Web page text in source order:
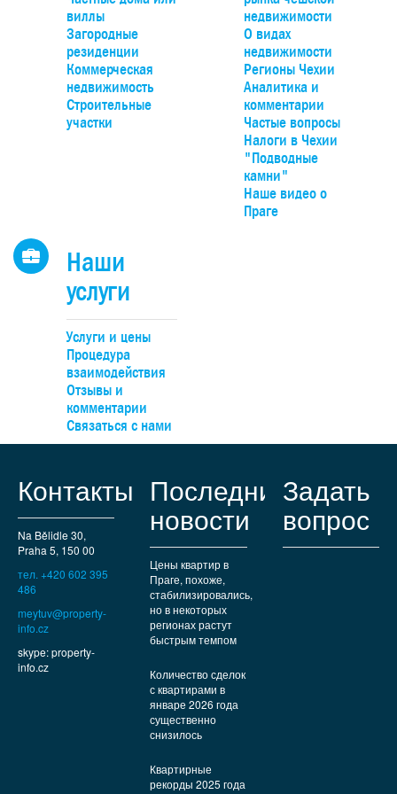
электричество, доступ к участку осуществляется по
асфальтированной дороге. Проект «Панорама
расположен на границе с лесом (окраина поселка) с
панорамным видом на долину, Чешский крас и
парк Гржебени. До Праги можно добраться на
20 минут по автомагистрали D4, удобно – на поезде
Смиховского или Главного вокзалов.
виллы
Загородные
резиденции
Коммерческая
недвижимость
Строительные
участки
недвижимости
О видах
недвижимости
Регионы Чехии
Аналитика и
комментарии
Частые вопросы
Налоги в Чехии
"Подводные
камни"
Наше видео о
Праге
Наши
услуги
Услуги и цены
Процедура
взаимодействия
Отзывы и
комментарии
Связаться с нами
Контакты
Na Bělidle 30,
Praha 5, 150 00
тел. +420 602 395
486
meytuv@property-
info.cz
skype: property-
info.cz
Последние
новости
Цены квартир в
Праге, похоже,
стабилизировались,
но в некоторых
регионах растут
быстрым темпом
Количество сделок
с квартирами в
январе 2026 года
существенно
снизилось
Квартирные
рекорды 2025 года
Задать
вопрос